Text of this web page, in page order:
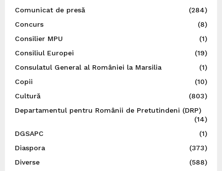
Comunicat de presă
(284)
Concurs
(8)
Consilier MPU
(1)
Consiliul Europei
(19)
Consulatul General al României la Marsilia
(1)
Copii
(10)
Cultură
(803)
Departamentul pentru Românii de Pretutindeni (DRP)
(14)
DGSAPC
(1)
Diaspora
(373)
Diverse
(588)